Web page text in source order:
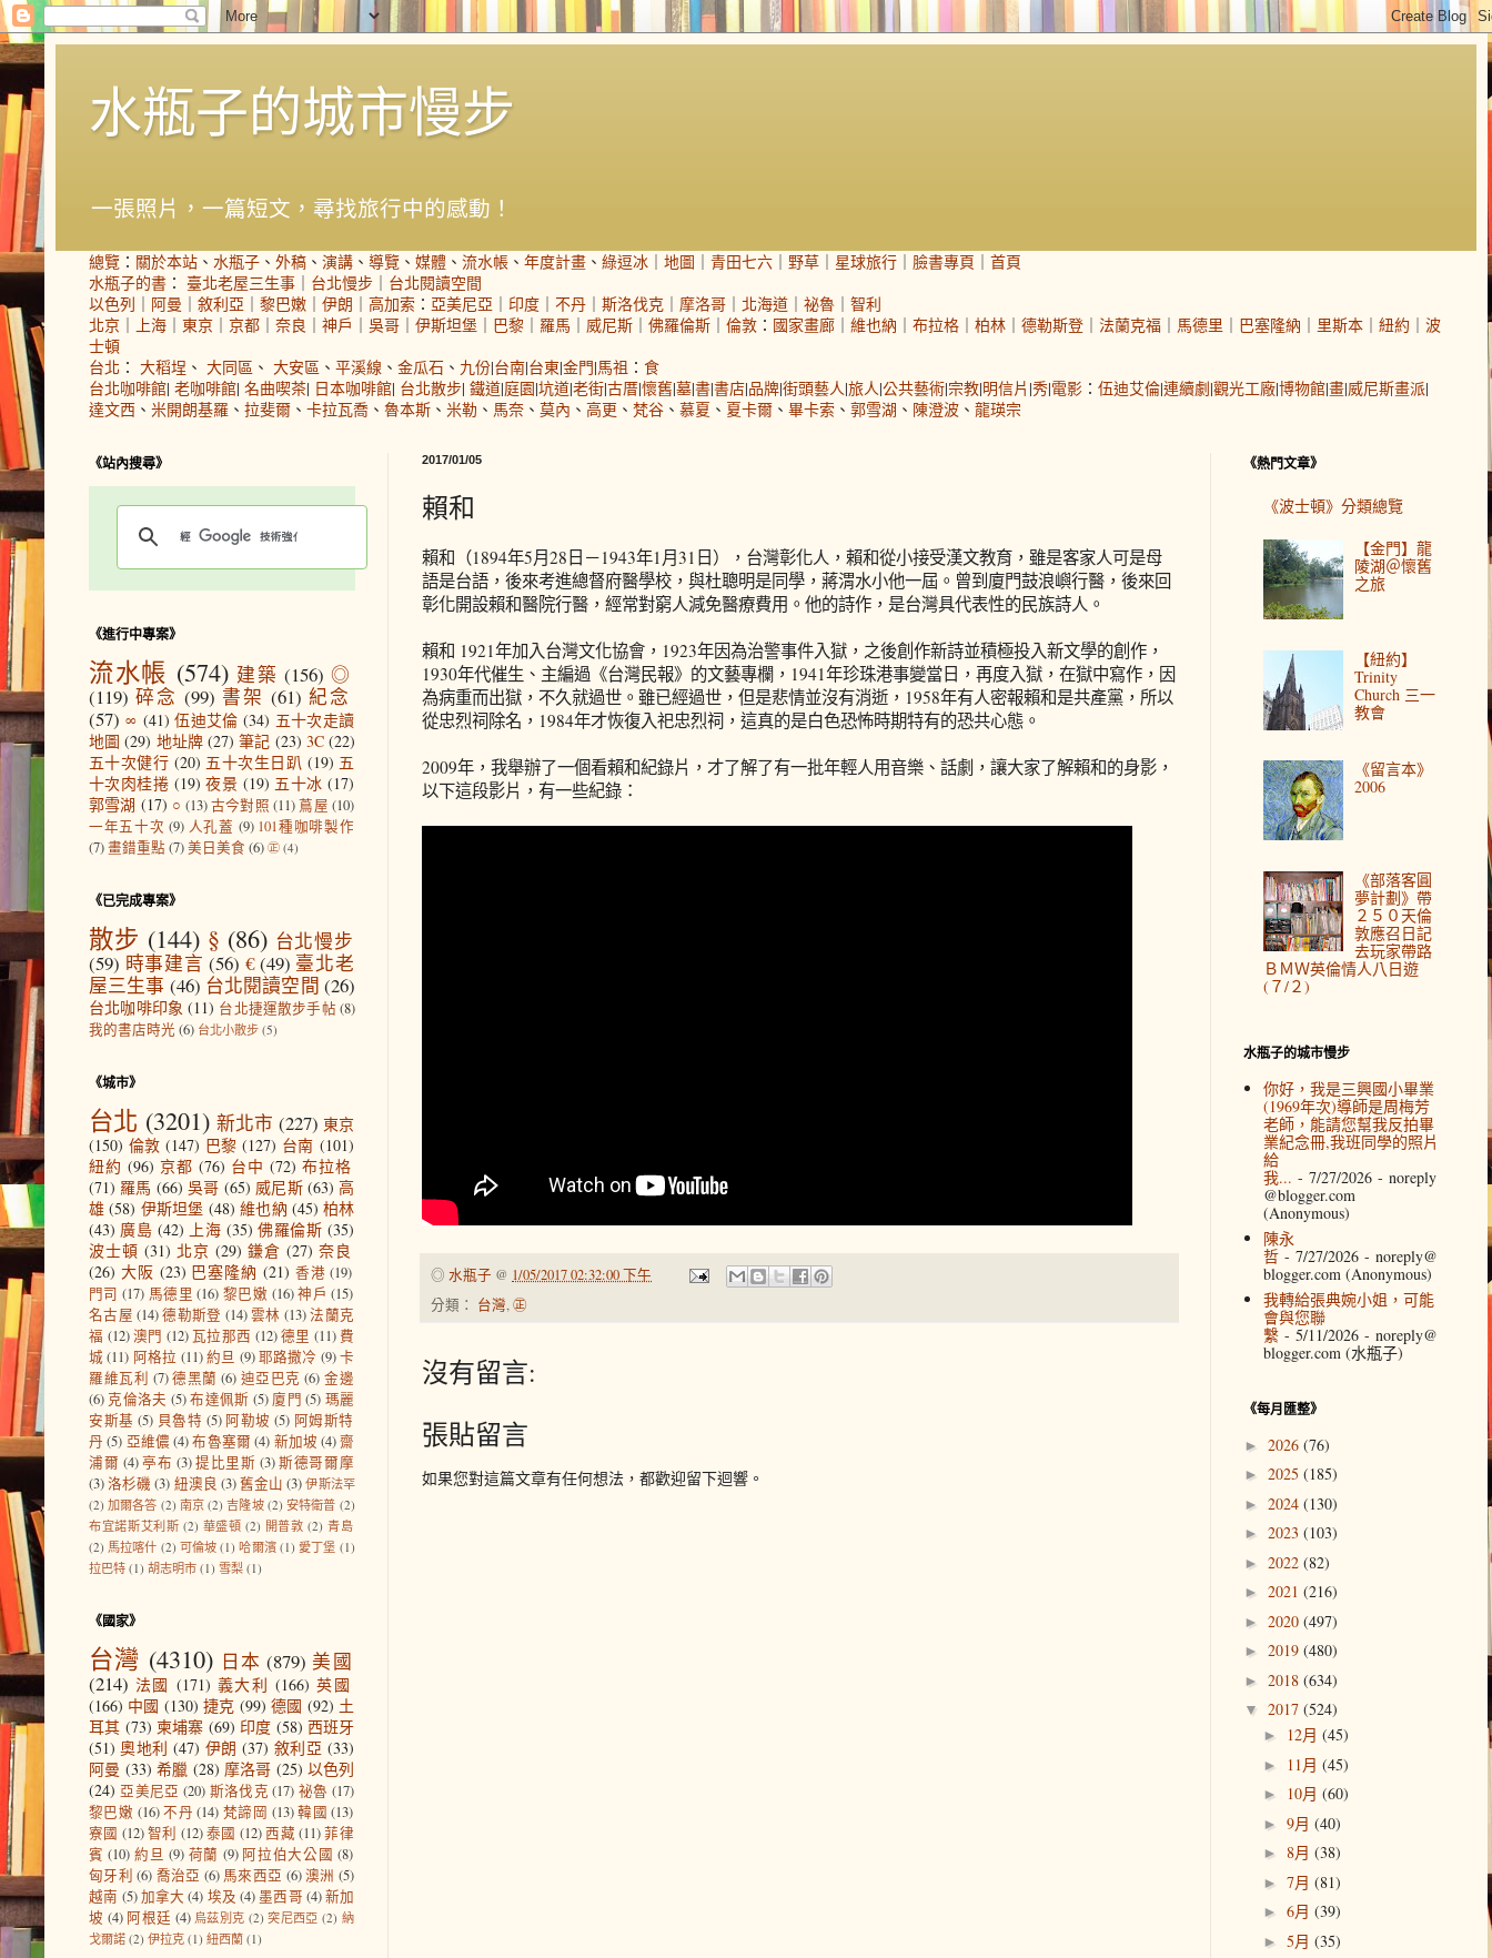
水瓶子的城市慢步
一張照片，一篇短文，尋找旅行中的感動！
總覽 ： 關於本站 、 水瓶子 、 外稿 、 演講 、 導覽 、 媒體 、 流水帳 、 年度計畫 、 綠逗冰 ｜ 地圖 ｜ 青田七六 ｜ 野草 ｜ 星球旅行 ｜ 臉書專頁 ｜ 首頁
水瓶子的書 ： 臺北老屋三生事 ｜ 台北慢步 ｜ 台北閱讀空間
以色列 ｜ 阿曼 ｜ 敘利亞 ｜ 黎巴嫩 ｜ 伊朗 ｜ 高加索 ： 亞美尼亞 ｜ 印度 ｜ 不丹 ｜ 斯洛伐克 ｜ 摩洛哥 ｜ 北海道 ｜ 祕魯 ｜ 智利
北京 ｜ 上海 ｜ 東京 ｜ 京都 ｜ 奈良 ｜ 神戶 ｜ 吳哥 ｜ 伊斯坦堡 ｜ 巴黎 ｜ 羅馬 ｜ 威尼斯 ｜ 佛羅倫斯 ｜ 倫敦 ： 國家畫廊 ｜ 維也納 ｜ 布拉格 ｜ 柏林 ｜ 德勒斯登 ｜ 法蘭克福 ｜ 馬德里 ｜ 巴塞隆納 ｜ 里斯本 ｜ 紐約 ｜ 波
士頓
台北 ： 大稻埕 、 大同區 、 大安區 、 平溪線 、 金瓜石 、 九份|台南|台東|金門|馬祖 ： 食
台北咖啡館| 老咖啡館| 名曲喫茶| 日本咖啡館| 台北散步| 鐵道|庭園|坑道|老街|古厝|懷舊|墓|書|書店|品牌|街頭藝人|旅人|公共藝術|宗教|明信片 |秀|電影 ： 伍迪艾倫|連續劇|觀光工廠|博物館|畫|威尼斯畫派|
達文西 、 米開朗基羅 、 拉斐爾 、 卡拉瓦喬 、 魯本斯 、 米勒 、 馬奈 、 莫內 、 高更 、 梵谷 、 慕夏 、 夏卡爾 、 畢卡索 、 郭雪湖 、 陳澄波 、 龍瑛宗
2017/01/05
賴和
賴和（1894年5月28日－1943年1月31日），台灣彰化人，賴和從小接受漢文教育，雖是客家人可是母
語是台語，後來考進總督府醫學校，與杜聰明是同學，蔣渭水小他一屆。曾到廈門鼓浪嶼行醫，後來回
彰化開設賴和醫院行醫，經常對窮人減免醫療費用。他的詩作，是台灣具代表性的民族詩人。
賴和 1921年加入台灣文化協會，1923年因為治警事件入獄，之後創作新詩並積極投入新文學的創作，
1930年代催生、主編過《台灣民報》的文藝專欄，1941年珍珠港事變當日，再度入獄，在獄中寫作，因
為病重而出獄，不久就過世。雖已經過世，但是悲情並沒有消逝，1958年有人密報賴和是共產黨，所以
從忠烈祠除名，1984年才恢復入祀忠烈祠，這真的是白色恐怖時期特有的恐共心態。
2009年，我舉辦了一個看賴和紀錄片，才了解了有一批年輕人用音樂、話劇，讓大家了解賴和的身影，
以下這段影片，有一些紀錄：
◎ 水瓶子 @ 1/05/2017 02:32:00 下午
分類： 台灣,㊣
沒有留言:
張貼留言
如果您對這篇文章有任何想法，都歡迎留下迴響。
《站內搜尋》
《進行中專案》
流水帳 (574) 建築 (156) ◎
(119) 碎念 (99) 書架 (61) 紀念
(57) ∞ (41) 伍迪艾倫 (34) 五十次走讀
地圖 (29) 地址牌 (27) 筆記 (23) 3C (22)
五十次健行 (20) 五十次生日趴 (19) 五
十次肉桂捲 (19) 夜景 (19) 五十冰 (17)
郭雪湖 (17) ○ (13)古今對照 (11) 蔦屋 (10)
一年五十次 (9) 人孔蓋 (9) 101種咖啡製作
(7)畫錯重點 (7)美日美食 (6) ㊣ (4)
《已完成專案》
散步 (144) § (86) 台北慢步
(59) 時事建言 (56) € (49) 臺北老
屋三生事 (46) 台北閱讀空間 (26)
台北咖啡印象 (11) 台北捷運散步手帖 (8)
我的書店時光 (6) 台北小散步 (5)
《城市》
台北 (3201) 新北市 (227) 東京
(150) 倫敦 (147) 巴黎 (127) 台南 (101)
紐約 (96) 京都 (76) 台中 (72) 布拉格
(71) 羅馬 (66) 吳哥 (65) 威尼斯 (63) 高
雄 (58) 伊斯坦堡 (48) 維也納 (45) 柏林
(43) 廣島 (42) 上海 (35) 佛羅倫斯 (35)
波士頓 (31) 北京 (29) 鎌倉 (27) 奈良
(26) 大阪 (23) 巴塞隆納 (21) 香港 (19)
門司 (17) 馬德里 (16) 黎巴嫩 (16) 神戶 (15)
名古屋 (14) 德勒斯登 (14)雲林 (13)法蘭克
福 (12) 澳門 (12)瓦拉那西 (12) 德里 (11) 費
城 (11) 阿格拉 (11)約旦 (9) 耶路撒冷 (9)卡
羅維瓦利 (7) 德黑蘭 (6) 迪亞巴克 (6) 金邊
(6) 克倫洛夫 (5)布達佩斯 (5) 廈門 (5) 瑪麗
安斯基 (5) 貝魯特 (5) 阿勒坡 (5) 阿姆斯特
丹 (5) 亞維儂 (4) 布魯塞爾 (4) 新加坡 (4) 齋
浦爾 (4) 亭布 (3) 提比里斯 (3) 斯德哥爾摩
(3)洛杉磯 (3) 紐澳良 (3)舊金山 (3) 伊斯法罕
(2) 加爾各答 (2) 南京 (2) 吉隆坡 (2) 安特衛普 (2)
布宜諾斯艾利斯 (2) 華盛頓 (2) 開普敦 (2) 青島
(2) 馬拉喀什 (2) 可倫坡 (1) 哈爾濱 (1) 愛丁堡 (1)
拉巴特 (1) 胡志明市 (1) 雪梨 (1)
《國家》
台灣 (4310) 日本 (879) 美國
(214) 法國 (171) 義大利 (166) 英國
(166) 中國 (130) 捷克 (99) 德國 (92) 土
耳其 (73) 柬埔寨 (69) 印度 (58) 西班牙
(51) 奧地利 (47) 伊朗 (37) 敘利亞 (33)
阿曼 (33) 希臘 (28) 摩洛哥 (25) 以色列
(24) 亞美尼亞 (20) 斯洛伐克 (17) 祕魯 (17)
黎巴嫩 (16) 不丹 (14) 梵諦岡 (13) 韓國 (13)
寮國 (12)智利 (12)泰國 (12)西藏 (11) 菲律
賓 (10) 約旦 (9) 荷蘭 (9) 阿拉伯大公國 (8)
匈牙利 (6) 喬治亞 (6) 馬來西亞 (6)澳洲 (5)
越南 (5) 加拿大 (4) 埃及 (4)墨西哥 (4)新加
坡 (4) 阿根廷 (4) 烏茲別克 (2) 突尼西亞 (2) 納
戈爾諾 (2) 伊拉克 (1) 紐西蘭 (1)
《熱門文章》
《波士頓》分類總覽
【金門】龍
陵湖＠懷舊
之旅
【紐約】
Trinity
Church 三一
教會
《留言本》
2006
《部落客圓
夢計劃》帶
２５０天倫
敦應召日記
去玩家帶路
ＢＭＷ英倫情人八日遊
(７/２)
水瓶子的城市慢步
你好，我是三興國小畢業
(1969年次)導師是周梅芳
老師，能請您幫我反拍畢
業紀念冊,我班同學的照片
給
我... - 7/27/2026- noreply
@blogger.com
(Anonymous)
陳永
哲- 7/27/2026- noreply@
blogger.com (Anonymous)
我轉給張典婉小姐，可能
會與您聯
繫- 5/11/2026- noreply@
blogger.com (水瓶子)
《每月匯整》
► 2026 (76)
► 2025 (185)
► 2024 (130)
► 2023 (103)
► 2022 (82)
► 2021 (216)
► 2020 (497)
► 2019 (480)
► 2018 (634)
▼ 2017 (524)
► 12月 (45)
► 11月 (45)
► 10月 (60)
► 9月 (40)
► 8月 (38)
► 7月 (81)
► 6月 (39)
► 5月 (35)